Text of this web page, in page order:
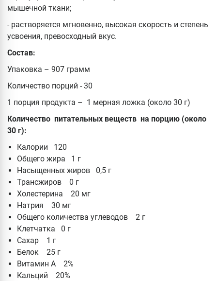
мышечной ткани;
- растворяется мгновенно, высокая скорость и степень
усвоения, превосходный вкус.
Состав:
Упаковка – 907 грамм
Количество порций - 30
1 порция продукта – 1 мерная ложка (около 30 г)
Количество питательных веществ на порцию (около
30 г):
Калории 120
Общего жира 1 г
Насыщенных жиров 0,5 г
Трансжиров 0 г
Холестерина 20 мг
Натрия 30 мг
Общего количества углеводов 2 г
Клетчатка 0 г
Сахар 1 г
Белок 25 г
Витамин А 2%
Кальций 20%